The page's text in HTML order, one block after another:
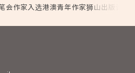
会作家入选港澳青年作家狮山出版计划